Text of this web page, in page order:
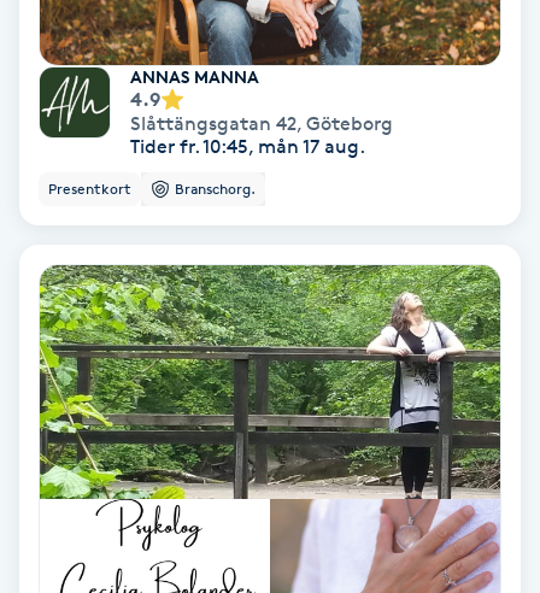
Reiki massage
Restorative Yoga
Ryggmassage
Samtalsterapi
Senioryoga
ANNAS MANNA
4.9
Slåttängsgatan 42, Göteborg
Tider fr. 10:45, mån 17 aug.
Presentkort Branschorg.